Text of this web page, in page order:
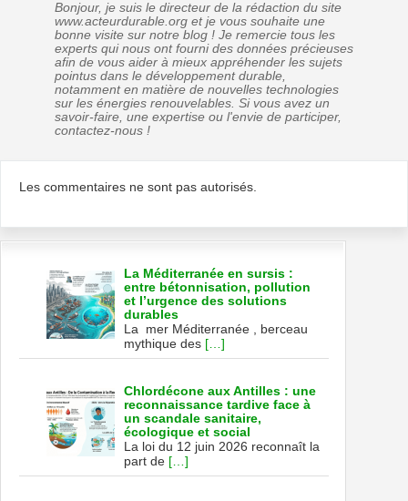
Bonjour, je suis le directeur de la rédaction du site
www.acteurdurable.org et je vous souhaite une
bonne visite sur notre blog ! Je remercie tous les
experts qui nous ont fourni des données précieuses
afin de vous aider à mieux appréhender les sujets
pointus dans le développement durable,
notamment en matière de nouvelles technologies
sur les énergies renouvelables. Si vous avez un
savoir-faire, une expertise ou l'envie de participer,
contactez-nous !
Les commentaires ne sont pas autorisés.
La Méditerranée en sursis :
entre bétonnisation, pollution
et l’urgence des solutions
durables
La mer Méditerranée , berceau
mythique des […]
Chlordécone aux Antilles : une
reconnaissance tardive face à
un scandale sanitaire,
écologique et social
La loi du 12 juin 2026 reconnaît la
part de […]